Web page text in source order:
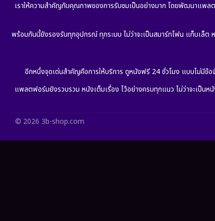
เราให้ความสำคัญกับคุณภาพของการรับชมเป็นอย่างมาก โดยพัฒนาแพ
พร้อมกันนี้ยังรองรับทุกอุปกรณ์ ทุกระบบ ไม่ว่าจะเป็นสมาร์ทโฟน แท็บเล็ต
อีกหนึ่งจุดเด่นสำคัญคือการให้บริการ ดูหนังฟรี 24 ชั่วโมง แบบไม่มีข้อ
แพลตฟอร์มยังรวบรวม หนังเต็มเรื่อง ไว้อย่างครบทุกแนว ไม่ว่าจะเป็นห
© 2026 3b-shop.com